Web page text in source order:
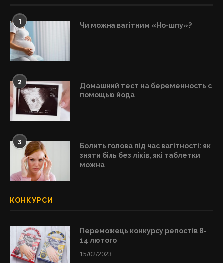
1 Чи можна вагітним «Но-шпу»?
2
Домашний тест на беременность с
помощью йода
3
Болить голова під час вагітності: як
зняти біль без ліків, які таблетки
можна
КОНКУРСИ
Переможець конкурсу репостів 8-
14 лютого
15/02/2023